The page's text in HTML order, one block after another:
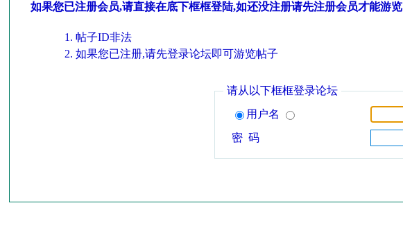
如果您已注册会员,请直接在底下框框登陆,如还没注册请先注册会员才能游览
帖子ID非法
如果您已注册,请先登录论坛即可游览帖子
请从以下框框登录论坛
用户名
密 码